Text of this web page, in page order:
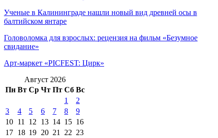
Ученые в Калининграде нашли новый вид древней осы в
балтийском янтаре
Головоломка для взрослых: рецензия на фильм «Безумное
свидание»
Арт-маркет «PICFEST: Цирк»
Август 2026
Пн Вт Ср Чт Пт Сб Вс
1
2
3
4 5 6 7 8
9
10 11 12 13 14 15 16
17 18 19 20 21 22 23